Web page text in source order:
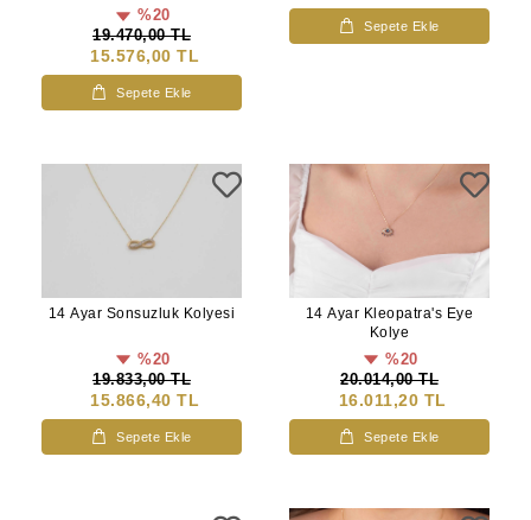
%20
19.470,00 TL
15.576,00 TL
Sepete Ekle
Sepete Ekle
14 Ayar Sonsuzluk Kolyesi
%20
19.833,00 TL
15.866,40 TL
Sepete Ekle
14 Ayar Kleopatra's Eye
Kolye
%20
20.014,00 TL
16.011,20 TL
Sepete Ekle